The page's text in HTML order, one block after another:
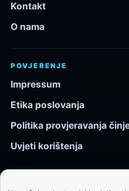
Kontakt
O nama
POVJERENJE
Impressum
Etika poslovanja
Politika provjeravanja
Uvjeti korištenja